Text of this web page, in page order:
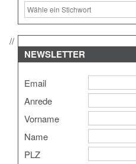
NEWSLETTER
Email
Anrede
Vorname
Name
PLZ